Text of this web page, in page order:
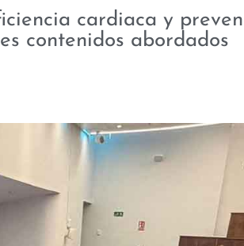
cardiaca y
contenidos abordados